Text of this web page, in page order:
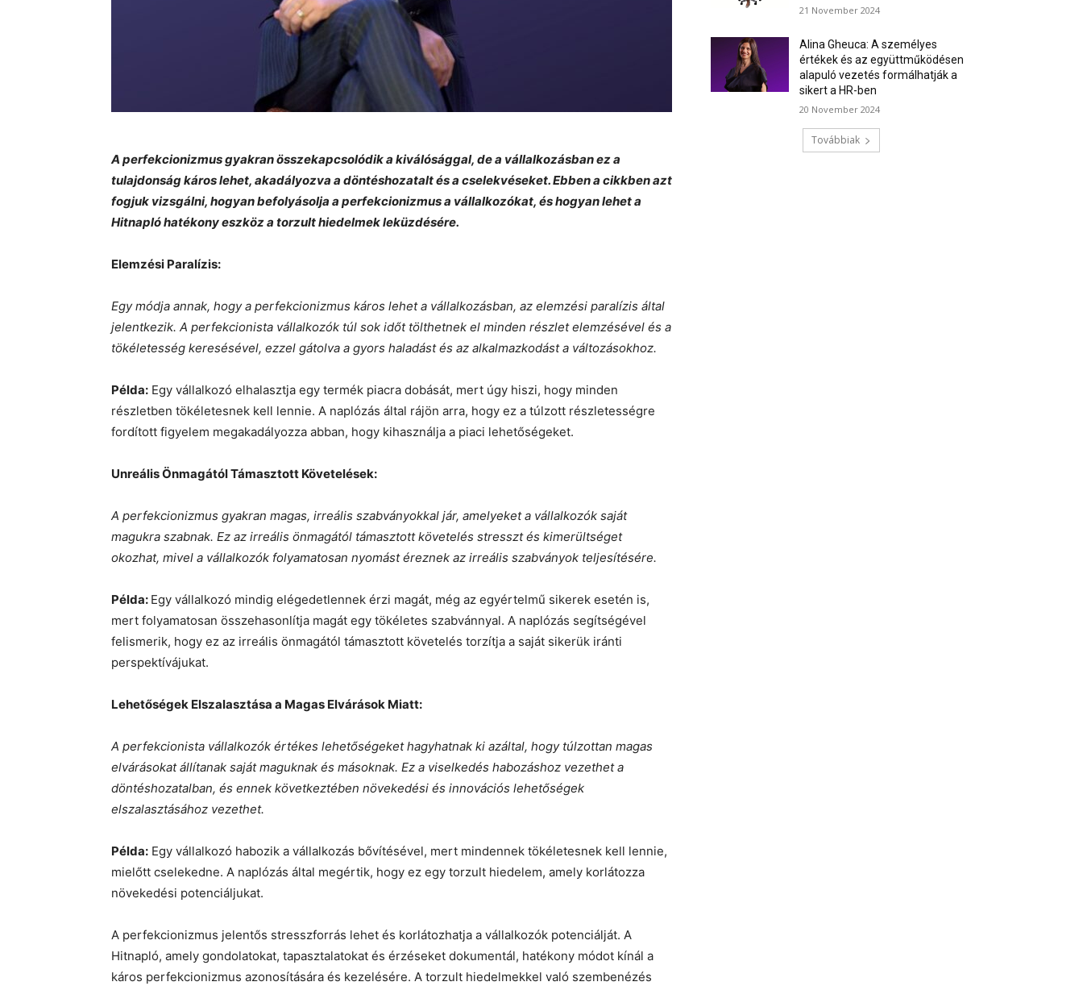
A perfekcionizmus gyakran összekapcsolódik a kiválósággal, de a vállalkozásban ez a
tulajdonság káros lehet, akadályozva a döntéshozatalt és a cselekvéseket. Ebben a cikkben azt
fogjuk vizsgálni, hogyan befolyásolja a perfekcionizmus a vállalkozókat, és hogyan lehet a
Hitnapló hatékony eszköz a torzult hiedelmek leküzdésére.
Elemzési Paralízis:
Egy módja annak, hogy a perfekcionizmus káros lehet a vállalkozásban, az elemzési paralízis által
jelentkezik. A perfekcionista vállalkozók túl sok időt tölthetnek el minden részlet elemzésével és a
tökéletesség keresésével, ezzel gátolva a gyors haladást és az alkalmazkodást a változásokhoz.
Példa: Egy vállalkozó elhalasztja egy termék piacra dobását, mert úgy hiszi, hogy minden
részletben tökéletesnek kell lennie. A naplózás által rájön arra, hogy ez a túlzott részletességre
fordított figyelem megakadályozza abban, hogy kihasználja a piaci lehetőségeket.
Unreális Önmagától Támasztott Követelések:
A perfekcionizmus gyakran magas, irreális szabványokkal jár, amelyeket a vállalkozók saját
magukra szabnak. Ez az irreális önmagától támasztott követelés stresszt és kimerültséget
okozhat, mivel a vállalkozók folyamatosan nyomást éreznek az irreális szabványok teljesítésére.
Példa: Egy vállalkozó mindig elégedetlennek érzi magát, még az egyértelmű sikerek esetén is,
mert folyamatosan összehasonlítja magát egy tökéletes szabvánnyal. A naplózás segítségével
felismerik, hogy ez az irreális önmagától támasztott követelés torzítja a saját sikerük iránti
perspektívájukat.
Lehetőségek Elszalasztása a Magas Elvárások Miatt:
A perfekcionista vállalkozók értékes lehetőségeket hagyhatnak ki azáltal, hogy túlzottan magas
elvárásokat állítanak saját maguknak és másoknak. Ez a viselkedés habozáshoz vezethet a
döntéshozatalban, és ennek következtében növekedési és innovációs lehetőségek
elszalasztásához vezethet.
Példa: Egy vállalkozó habozik a vállalkozás bővítésével, mert mindennek tökéletesnek kell lennie,
mielőtt cselekedne. A naplózás által megértik, hogy ez egy torzult hiedelem, amely korlátozza
növekedési potenciáljukat.
A perfekcionizmus jelentős stresszforrás lehet és korlátozhatja a vállalkozók potenciálját. A
Hitnapló, amely gondolatokat, tapasztalatokat és érzéseket dokumentál, hatékony módot kínál a
káros perfekcionizmus azonosítására és kezelésére. A torzult hiedelmekkel való szembenézés
21 November 2024
Alina Gheuca: A személyes
értékek és az együttműködésen
alapuló vezetés formálhatják a
sikert a HR-ben
20 November 2024
Továbbiak